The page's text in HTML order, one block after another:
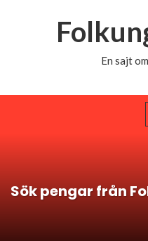
En sajt
Sök pengar från